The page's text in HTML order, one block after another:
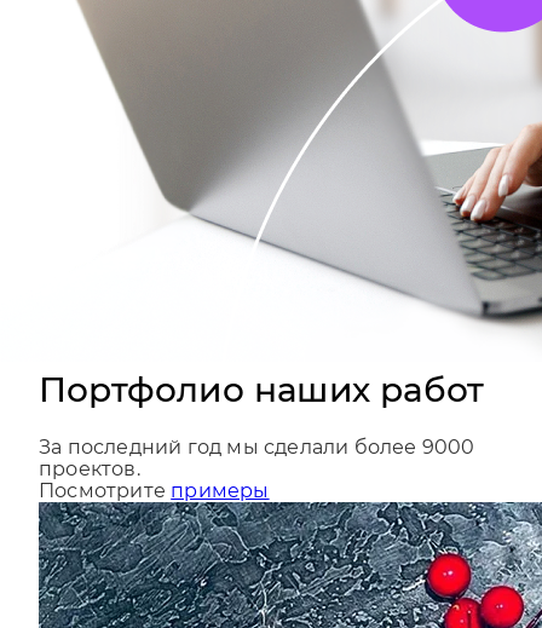
Портфолио наших работ
За последний год мы сделали более 9000
проектов.
Посмотритепримеры